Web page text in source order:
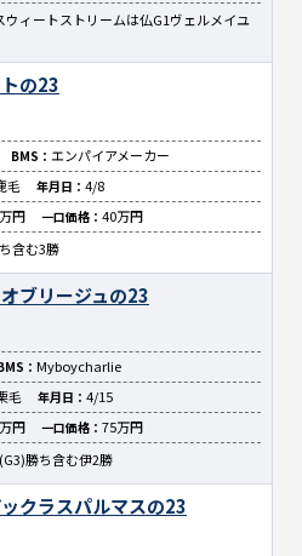
ウィートストリームは仏G1ヴェルメイユ
の23
BMS： エンパイアメーカー
毛 年月日： 4/8
円 一口価格： 40万円
含む3勝
ブリージュの23
： Myboycharlie
毛 年月日： 4/15
円 一口価格： 75万円
勝ち含む伊2勝
クラスパルマスの23